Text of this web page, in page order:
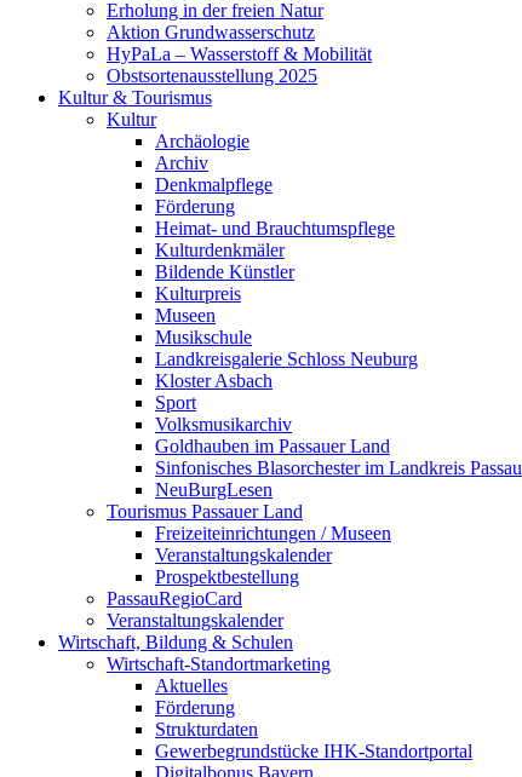
Erholung in der freien Natur
Aktion Grundwasserschutz
HyPaLa – Wasserstoff & Mobilität
Obstsortenausstellung 2025
Kultur & Tourismus
Kultur
Archäologie
Archiv
Denkmalpflege
Förderung
Heimat- und Brauchtumspflege
Kulturdenkmäler
Bildende Künstler
Kulturpreis
Museen
Musikschule
Landkreisgalerie Schloss Neuburg
Kloster Asbach
Sport
Volksmusikarchiv
Goldhauben im Passauer Land
Sinfonisches Blasorchester im Landkreis Passau
NeuBurgLesen
Tourismus Passauer Land
Freizeiteinrichtungen / Museen
Veranstaltungskalender
Prospektbestellung
PassauRegioCard
Veranstaltungskalender
Wirtschaft, Bildung & Schulen
Wirtschaft-Standortmarketing
Aktuelles
Förderung
Strukturdaten
Gewerbegrundstücke IHK-Standortportal
Digitalbonus Bayern